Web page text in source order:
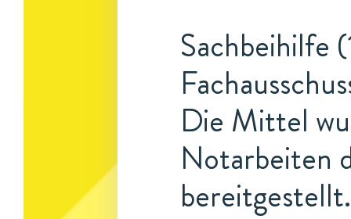
Sachbeihilfe
Die Mittel
Notarbeiten
bereitgestellt.